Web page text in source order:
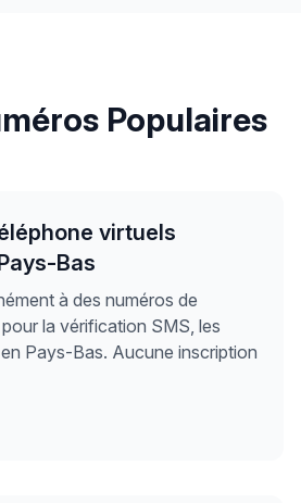
Populaires
virtuels
Bas
à des numéros de
la vérification SMS, les
Pays-Bas. Aucune inscription